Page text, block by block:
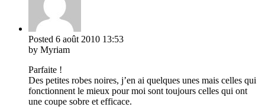
Posted 6 août 2010 13:53
by Myriam
Parfaite !
Des petites robes noires, j’en ai quelques unes mais celles qui
fonctionnent le mieux pour moi sont toujours celles qui ont
une coupe sobre et efficace.